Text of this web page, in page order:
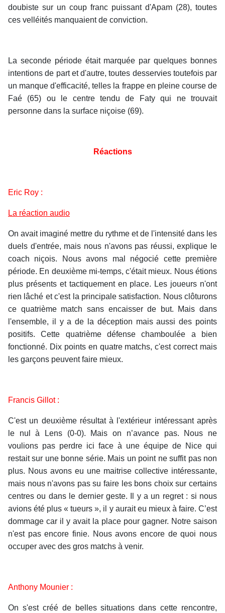
doubiste sur un coup franc puissant d'Apam (28), toutes
ces velléités manquaient de conviction.
La seconde période était marquée par quelques bonnes
intentions de part et d'autre, toutes desservies toutefois par
un manque d'efficacité, telles la frappe en pleine course de
Faé (65) ou le centre tendu de Faty qui ne trouvait
personne dans la surface niçoise (69).
Réactions
Eric Roy :
La réaction audio
On avait imaginé mettre du rythme et de l'intensité dans les
duels d'entrée, mais nous n'avons pas réussi, explique le
coach niçois. Nous avons mal négocié cette première
période. En deuxième mi-temps, c'était mieux. Nous étions
plus présents et tactiquement en place. Les joueurs n'ont
rien lâché et c'est la principale satisfaction. Nous clôturons
ce quatrième match sans encaisser de but. Mais dans
l'ensemble, il y a de la déception mais aussi des points
positifs. Cette quatrième défense chamboulée a bien
fonctionné. Dix points en quatre matchs, c'est correct mais
les garçons peuvent faire mieux.
Francis Gillot :
C'est un deuxième résultat à l'extérieur intéressant après
le nul à Lens (0-0). Mais on n’avance pas. Nous ne
voulions pas perdre ici face à une équipe de Nice qui
restait sur une bonne série. Mais un point ne suffit pas non
plus. Nous avons eu une maitrise collective intéressante,
mais nous n'avons pas su faire les bons choix sur certains
centres ou dans le dernier geste. Il y a un regret : si nous
avions été plus « tueurs », il y aurait eu mieux à faire. C’est
dommage car il y avait la place pour gagner. Notre saison
n'est pas encore finie. Nous avons encore de quoi nous
occuper avec des gros matchs à venir.
Anthony Mounier :
On s'est créé de belles situations dans cette rencontre,